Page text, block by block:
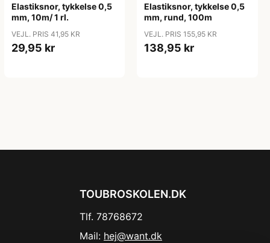
Elastiksnor, tykkelse 0,5
mm, 10m/ 1 rl.
VEJL. PRIS 41,95 KR
29,95 kr
Elastiksnor, tykkelse 0,5
mm, rund, 100m
VEJL. PRIS 155,95 KR
138,95 kr
TOUBROSKOLEN.DK
Tlf. 78768672
Mail: hej@want.dk